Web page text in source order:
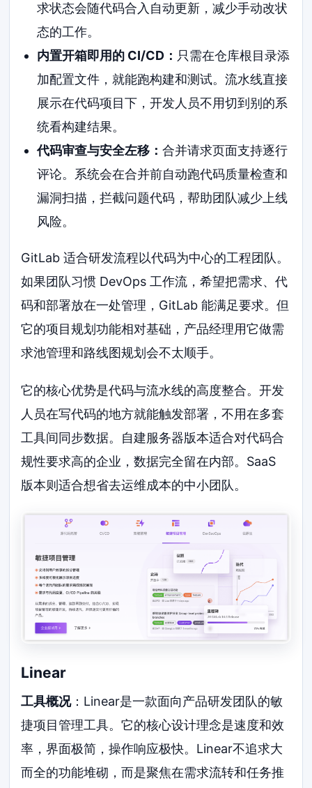
求状态会随代码合入自动更新，减少手动改状
态的工作。
内置开箱即用的 CI/CD： 只需在仓库根目录添
加配置文件，就能跑构建和测试。流水线直接
展示在代码项目下，开发人员不用切到别的系
统看构建结果。
代码审查与安全左移： 合并请求页面支持逐行
评论。系统会在合并前自动跑代码质量检查和
漏洞扫描，拦截问题代码，帮助团队减少上线
风险。
GitLab 适合研发流程以代码为中心的工程团队。
如果团队习惯 DevOps 工作流，希望把需求、代
码和部署放在一处管理，GitLab 能满足要求。但
它的项目规划功能相对基础，产品经理用它做需
求池管理和路线图规划会不太顺手。
它的核心优势是代码与流水线的高度整合。开发
人员在写代码的地方就能触发部署，不用在多套
工具间同步数据。自建服务器版本适合对代码合
规性要求高的企业，数据完全留在内部。SaaS
版本则适合想省去运维成本的中小团队。
Linear
工具概况：Linear是一款面向产品研发团队的敏
捷项目管理工具。它的核心设计理念是速度和效
率，界面极简，操作响应极快。Linear不追求大
而全的功能堆砌，而是聚焦在需求流转和任务推